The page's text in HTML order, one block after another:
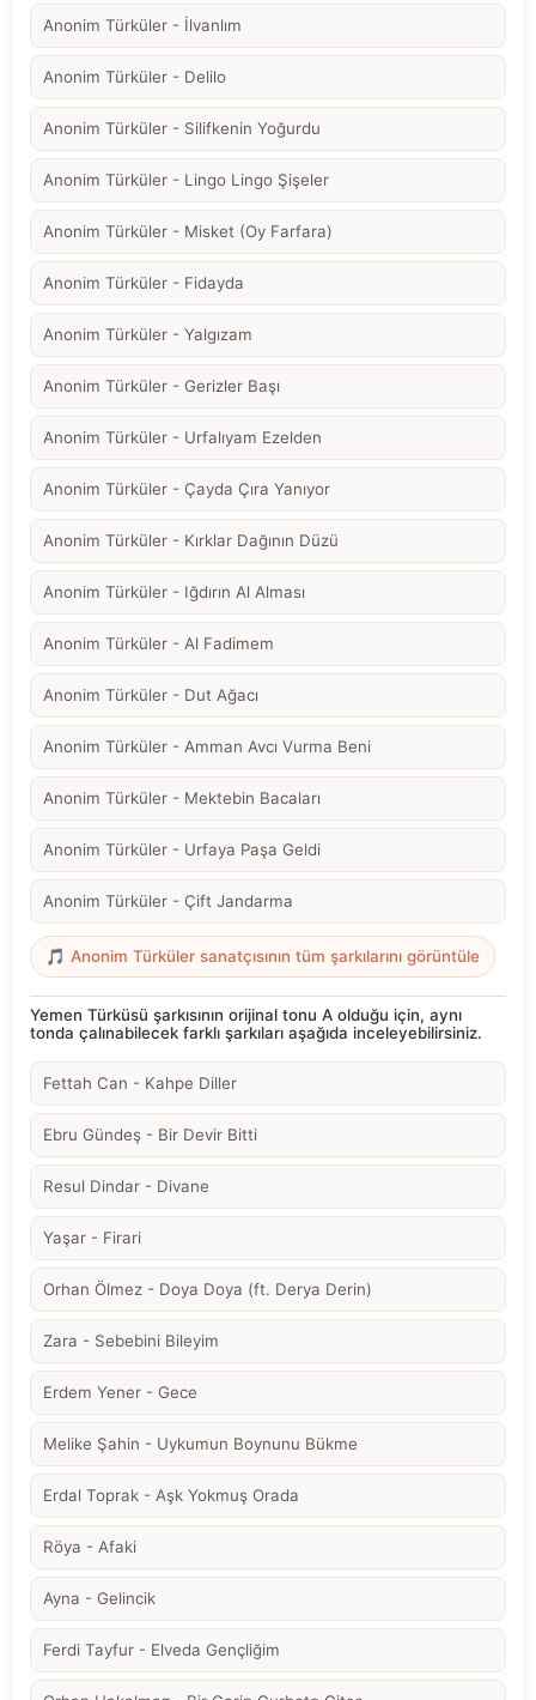
Anonim Türküler - İlvanlım
Anonim Türküler - Delilo
Anonim Türküler - Silifkenin Yoğurdu
Anonim Türküler - Lingo Lingo Şişeler
Anonim Türküler - Misket (Oy Farfara)
Anonim Türküler - Fidayda
Anonim Türküler - Yalgızam
Anonim Türküler - Gerizler Başı
Anonim Türküler - Urfalıyam Ezelden
Anonim Türküler - Çayda Çıra Yanıyor
Anonim Türküler - Kırklar Dağının Düzü
Anonim Türküler - Iğdırın Al Alması
Anonim Türküler - Al Fadimem
Anonim Türküler - Dut Ağacı
Anonim Türküler - Amman Avcı Vurma Beni
Anonim Türküler - Mektebin Bacaları
Anonim Türküler - Urfaya Paşa Geldi
Anonim Türküler - Çift Jandarma
🎵 Anonim Türküler sanatçısının tüm şarkılarını görüntüle
Yemen Türküsü şarkısının orijinal tonu A olduğu için, aynı
tonda çalınabilecek farklı şarkıları aşağıda inceleyebilirsiniz.
Fettah Can - Kahpe Diller
Ebru Gündeş - Bir Devir Bitti
Resul Dindar - Divane
Yaşar - Firari
Orhan Ölmez - Doya Doya (ft. Derya Derin)
Zara - Sebebini Bileyim
Erdem Yener - Gece
Melike Şahin - Uykumun Boynunu Bükme
Erdal Toprak - Aşk Yokmuş Orada
Röya - Afaki
Ayna - Gelincik
Ferdi Tayfur - Elveda Gençliğim